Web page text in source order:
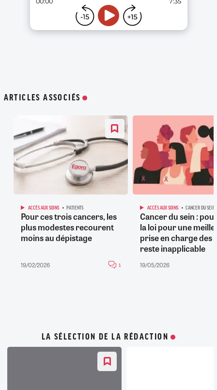
ARTICLES ASSOCIÉS
ACCÈS AUX SOINS PATIENTS
Pour ces trois cancers, les
plus modestes recourent
moins au dépistage
19/02/2026 1
ACCÈS AUX SOINS CANCER DU SEIN
Cancer du sein :
la loi pour une
prise en charge des
reste inapplicable
19/05/2026
LA SÉLECTION DE LA RÉDACTION